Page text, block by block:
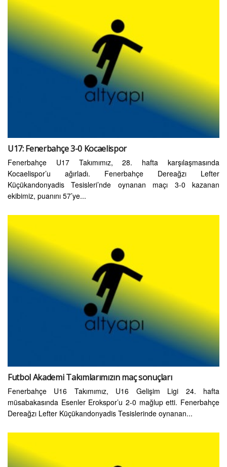
U17: Fenerbahçe 3-0 Kocaelispor
Fenerbahçe U17 Takımımız, 28. hafta karşılaşmasında
Kocaelispor’u ağırladı. Fenerbahçe Dereağzı Lefter
Küçükandonyadis Tesisleri’nde oynanan maçı 3-0 kazanan
ekibimiz, puanını 57’ye...
Futbol Akademi Takımlarımızın maç sonuçları
Fenerbahçe U16 Takımımız, U16 Gelişim Ligi 24. hafta
müsabakasında Esenler Erokspor’u 2-0 mağlup etti. Fenerbahçe
Dereağzı Lefter Küçükandonyadis Tesislerinde oynanan...